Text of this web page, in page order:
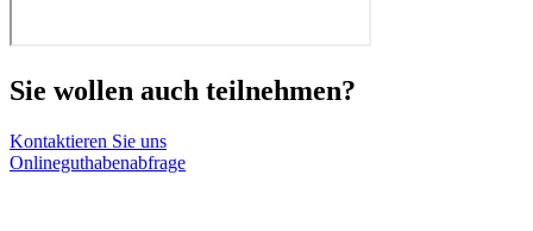
Sie wollen auch teilnehmen?
Kontaktieren Sie uns
Onlineguthabenabfrage